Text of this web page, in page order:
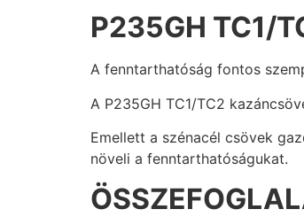
P235GH TC1/
A fenntarthatóság fontos
A P235GH TC1/TC2
Emellett a szénacél csövek
növeli a fenntarthatóságukat.